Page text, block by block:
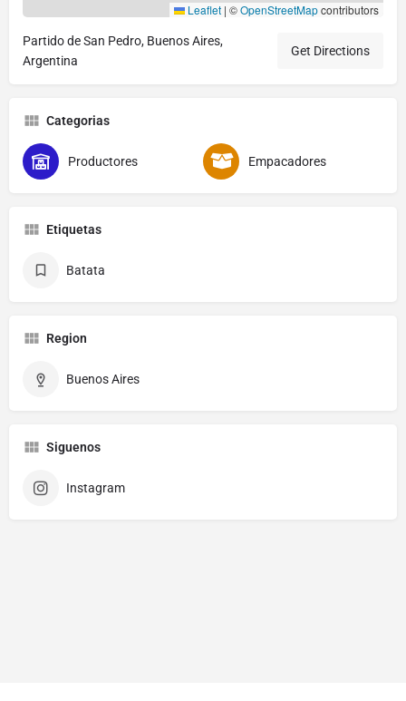
Leaflet | ©OpenStreetMapcontributors
Partido de San Pedro, Buenos Aires,
Argentina
Get Directions
Categorias
Productores Empacadores
Etiquetas
Batata
Region
Buenos Aires
Siguenos
Instagram